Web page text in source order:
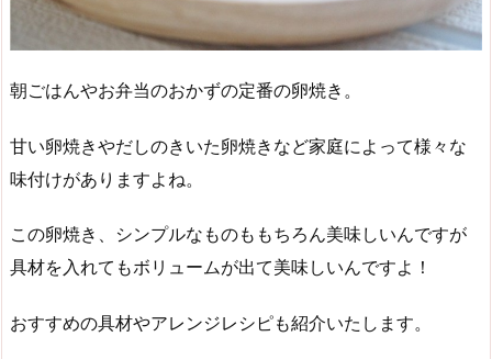
朝ごはんやお弁当のおかずの定番の卵焼き。
甘い卵焼きやだしのきいた卵焼きなど家庭によって様々な
味付けがありますよね。
この卵焼き、シンプルなものももちろん美味しいんですが
具材を入れてもボリュームが出て美味しいんですよ！
おすすめの具材やアレンジレシピも紹介いたします。